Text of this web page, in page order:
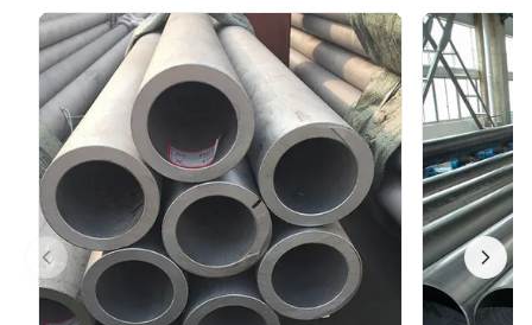
carbono sem costura laminado a quente é fabricado
através de um processo de laminação a quente sem
costuras de soldagem, proporcionando resistência ...